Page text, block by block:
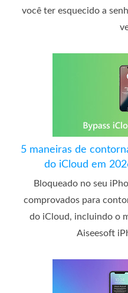
você ter esquecido a
5 maneiras de
do iCloud em
Bloqueado no seu
comprovados para
do iCloud, incluindo o
Aiseesoft